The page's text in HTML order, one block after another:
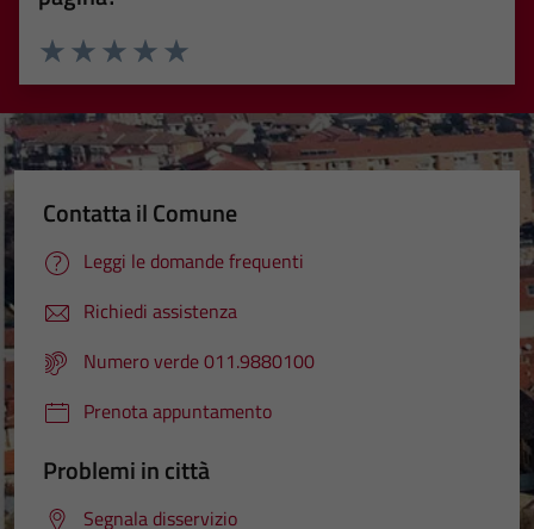
Valuta 5 stelle su 5
Valuta 4 stelle su 5
Valuta 3 stelle su 5
Valuta 2 stelle su 5
Valuta 1 stelle su 5
Contatta il Comune
Leggi le domande frequenti
Richiedi assistenza
Numero verde 011.9880100
Prenota appuntamento
Problemi in città
Segnala disservizio